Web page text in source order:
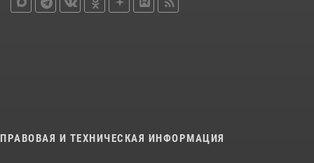
ПРАВОВАЯ И ТЕХНИЧЕСКАЯ ИНФОРМАЦИЯ